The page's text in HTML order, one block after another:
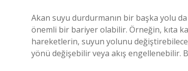
Akan suyu durdurmanın bir başka yolu
önemli bir bariyer olabilir. Örneğin, kıta
hareketlerin, suyun yolunu
yönü değişebilir veya akış engellenebilir.